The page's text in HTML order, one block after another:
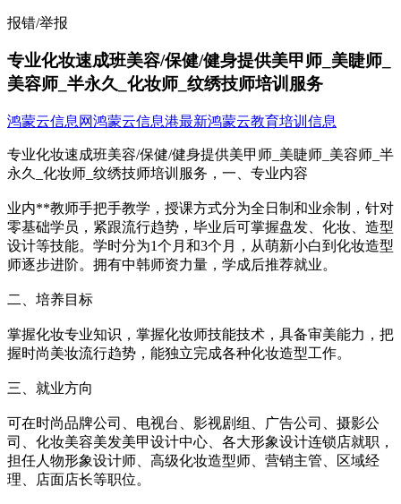
报错/举报
专业化妆速成班美容/保健/健身提供美甲师_美睫师_
美容师_半永久_化妆师_纹绣技师培训服务
鸿蒙云信息网鸿蒙云信息港最新鸿蒙云教育培训信息
专业化妆速成班美容/保健/健身提供美甲师_美睫师_美容师_半
永久_化妆师_纹绣技师培训服务，一、专业内容
业内**教师手把手教学，授课方式分为全日制和业余制，针对
零基础学员，紧跟流行趋势，毕业后可掌握盘发、化妆、造型
设计等技能。学时分为1个月和3个月，从萌新小白到化妆造型
师逐步进阶。拥有中韩师资力量，学成后推荐就业。
二、培养目标
掌握化妆专业知识，掌握化妆师技能技术，具备审美能力，把
握时尚美妆流行趋势，能独立完成各种化妆造型工作。
三、就业方向
可在时尚品牌公司、电视台、影视剧组、广告公司、摄影公
司、化妆美容美发美甲设计中心、各大形象设计连锁店就职，
担任人物形象设计师、高级化妆造型师、营销主管、区域经
理、店面店长等职位。